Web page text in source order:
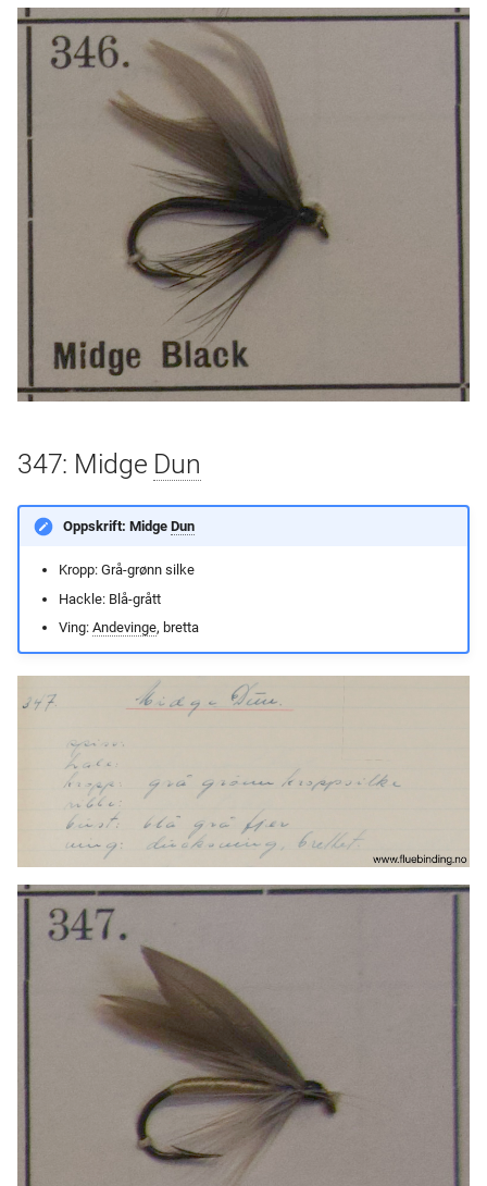
347: Midge Dun
Oppskrift: Midge Dun
Kropp: Grå-grønn silke
Hackle: Blå-grått
Ving: Andevinge, bretta